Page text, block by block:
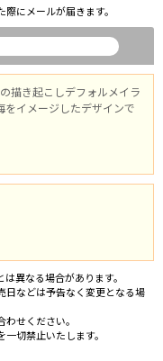
にメールが届きます。
描き起こしデフォルメイラ
をイメージしたデザインで
異なる場合があります。
日などは予告なく変更となる場
せください。
切禁止いたします。